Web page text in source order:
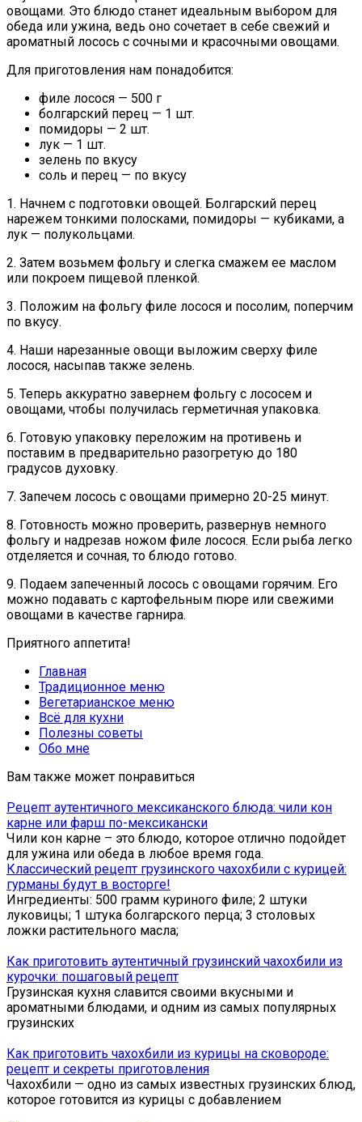
овощами. Это блюдо станет идеальным выбором для
обеда или ужина, ведь оно сочетает в себе свежий и
ароматный лосось с сочными и красочными овощами.
Для приготовления нам понадобится:
филе лосося — 500 г
болгарский перец — 1 шт.
помидоры — 2 шт.
лук — 1 шт.
зелень по вкусу
соль и перец — по вкусу
1. Начнем с подготовки овощей. Болгарский перец
нарежем тонкими полосками, помидоры — кубиками, а
лук — полукольцами.
2. Затем возьмем фольгу и слегка смажем ее маслом
или покроем пищевой пленкой.
3. Положим на фольгу филе лосося и посолим, поперчим
по вкусу.
4. Наши нарезанные овощи выложим сверху филе
лосося, насыпав также зелень.
5. Теперь аккуратно завернем фольгу с лососем и
овощами, чтобы получилась герметичная упаковка.
6. Готовую упаковку переложим на противень и
поставим в предварительно разогретую до 180
градусов духовку.
7. Запечем лосось с овощами примерно 20-25 минут.
8. Готовность можно проверить, развернув немного
фольгу и надрезав ножом филе лосося. Если рыба легко
отделяется и сочная, то блюдо готово.
9. Подаем запеченный лосось с овощами горячим. Его
можно подавать с картофельным пюре или свежими
овощами в качестве гарнира.
Приятного аппетита!
Главная
Традиционное меню
Вегетарианское меню
Всё для кухни
Полезны советы
Обо мне
Вам также может понравиться
Рецепт аутентичного мексиканского блюда: чили кон
карне или фарш по-мексикански
Чили кон карне – это блюдо, которое отлично подойдет
для ужина или обеда в любое время года.
Классический рецепт грузинского чахохбили с курицей:
гурманы будут в восторге!
Ингредиенты: 500 грамм куриного филе; 2 штуки
луковицы; 1 штука болгарского перца; 3 столовых
ложки растительного масла;
Как приготовить аутентичный грузинский чахохбили из
курочки: пошаговый рецепт
Грузинская кухня славится своими вкусными и
ароматными блюдами, и одним из самых популярных
грузинских
Как приготовить чахохбили из курицы на сковороде:
рецепт и секреты приготовления
Чахохбили — одно из самых известных грузинских блюд,
которое готовится из курицы с добавлением